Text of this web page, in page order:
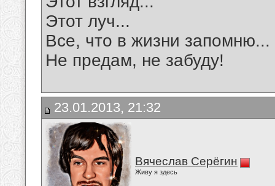
Этот луч...
Все, что в жизни запомню...
Не предам, не забуду!
23.01.2013, 21:32
Вячеслав Серёгин
Живу я здесь